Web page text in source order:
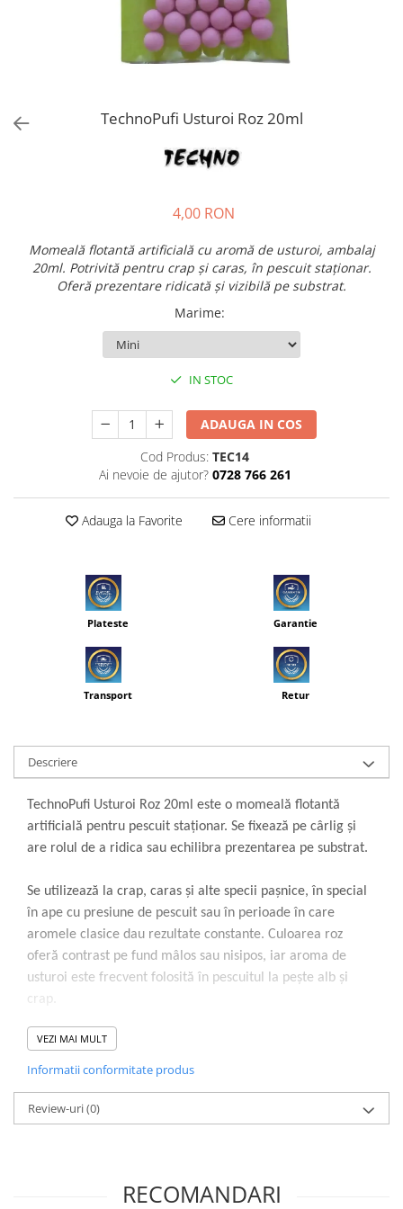
TechnoPufi Usturoi Roz 20ml
4,00 RON
Momeală flotantă artificială cu aromă de usturoi, ambalaj
20ml. Potrivită pentru crap și caras, în pescuit staționar.
Oferă prezentare ridicată și vizibilă pe substrat.
Marime:
IN STOC
ADAUGA IN COS
Cod Produs: TEC14
Ai nevoie de ajutor? 0728 766 261
Adauga la Favorite Cere informatii
Plateste Garantie
Transport Retur
Descriere
TechnoPufi Usturoi Roz 20ml este o momeală flotantă
artificială pentru pescuit staționar. Se fixează pe cârlig și
are rolul de a ridica sau echilibra prezentarea pe substrat.
Se utilizează la crap, caras și alte specii pașnice, în special
în ape cu presiune de pescuit sau în perioade în care
aromele clasice dau rezultate constante. Culoarea roz
oferă contrast pe fund mâlos sau nisipos, iar aroma de
usturoi este frecvent folosită în pescuitul la pește alb și
crap.
Materialul expandat asigură flotabilitate stabilă. Pufii nu
necesită pregătire înainte de utilizare. Pot fi folosiți singuri
pentru o montură echilibrată.
VEZI MAI MULT
Informatii conformitate produs
Review-uri(0)
RECOMANDARI